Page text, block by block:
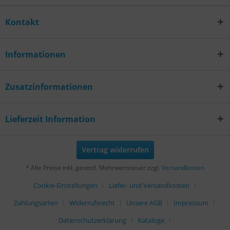
Kontakt
Informationen
Zusatzinformationen
Lieferzeit Information
Vertrag widerrufen
* Alle Preise inkl. gesetzl. Mehrwertsteuer zzgl. Versandkosten
Cookie-Einstellungen
Liefer- und Versandkosten
Zahlungsarten
Widerrufsrecht Unsere AGB
Impressum
Datenschutzerklärung
Kataloge